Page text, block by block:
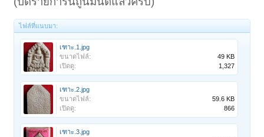
ไฟล์ที่แนบมา:
เฑาะ.1.jpg
ขนาดไฟล์:
49 KB
เปิดดู:
1,327
เฑาะ.2.jpg
ขนาดไฟล์:
59.6 KB
เปิดดู:
866
เฑาะ.3.jpg